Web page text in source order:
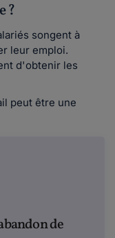
?
songent à
leur emploi.
d'obtenir les
peut être une
de